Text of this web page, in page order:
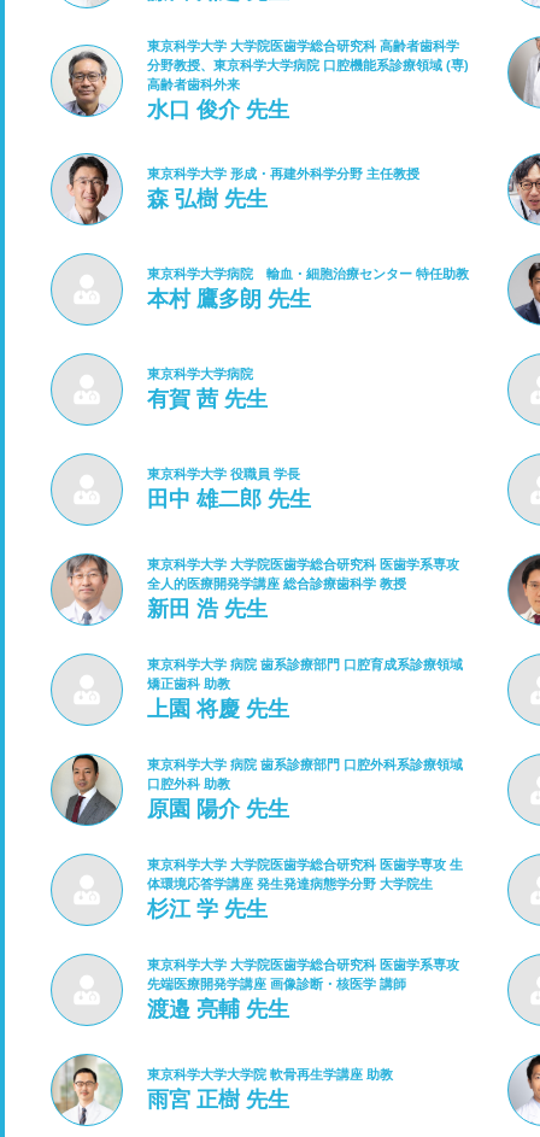
東京科学大学 大学院医歯学総合研究科 高齢者歯科学
分野教授、東京科学大学病院 口腔機能系診療領域 (専)
高齢者歯科外来
水口 俊介 先生
東京科学大学 形成・再建外科学分野 主任教授
森 弘樹 先生
東京科学大学病院 輸血・細胞治療センター 特任助教
本村 鷹多朗 先生
東京科学大学病院
有賀 茜 先生
東京科学大学 役職員 学長
田中 雄二郎 先生
東京科学大学 大学院医歯学総合研究科 医歯学系専攻
全人的医療開発学講座 総合診療歯科学 教授
新田 浩 先生
東京科学大学 病院 歯系診療部門 口腔育成系診療領域
矯正歯科 助教
上園 将慶 先生
東京科学大学 病院 歯系診療部門 口腔外科系診療領域
口腔外科 助教
原園 陽介 先生
東京科学大学 大学院医歯学総合研究科 医歯学専攻 生
体環境応答学講座 発生発達病態学分野 大学院生
杉江 学 先生
東京科学大学 大学院医歯学総合研究科 医歯学系専攻
先端医療開発学講座 画像診断・核医学 講師
渡邉 亮輔 先生
東京科学大学大学院 軟骨再生学講座 助教
雨宮 正樹 先生